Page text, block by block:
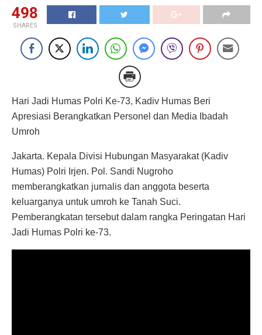
498
SHARES
Hari Jadi Humas Polri Ke-73, Kadiv Humas Beri
Apresiasi Berangkatkan Personel dan Media Ibadah
Umroh
Jakarta. Kepala Divisi Hubungan Masyarakat (Kadiv
Humas) Polri Irjen. Pol. Sandi Nugroho
memberangkatkan jurnalis dan anggota beserta
keluarganya untuk umroh ke Tanah Suci.
Pemberangkatan tersebut dalam rangka Peringatan Hari
Jadi Humas Polri ke-73.